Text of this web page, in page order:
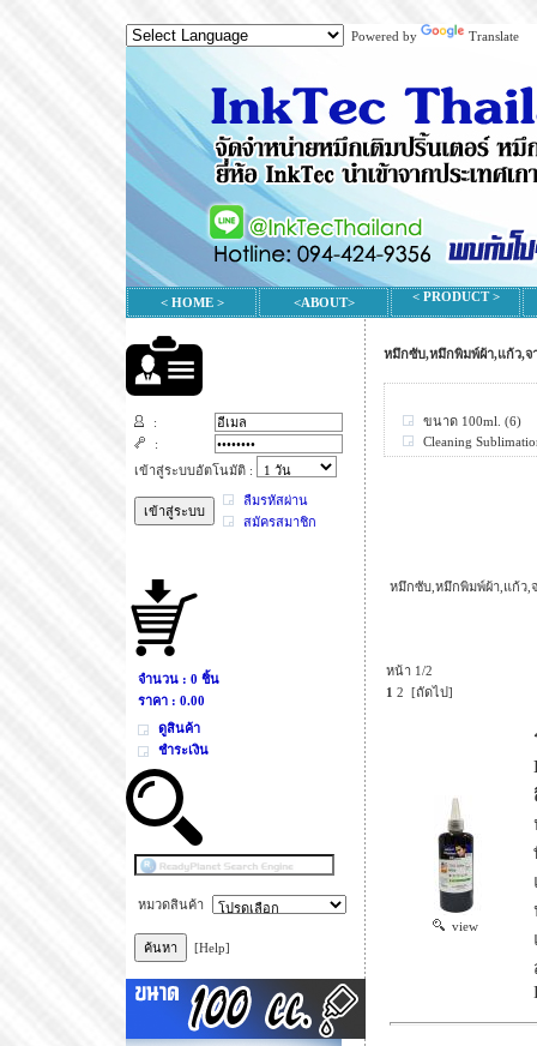
Powered by Translate
< HOME > <ABOUT> < PRODUCT >
:
:
เข้าสู่ระบบอัตโนมัติ :
ลืมรหัสผ่าน
สมัครสมาชิก
จำนวน : 0 ชิ้น
ราคา : 0.00
ดูสินค้า
ชำระเงิน
หมวดสินค้า
[Help]
หมึกซับ,หมึกพิมพ์ผ้า,แก้ว,จ
ขนาด 100ml. (6)
Cleaning
หมึกซับ,หมึกพิมพ์ผ้า,แก้ว,
หน้า 1/2
1 2 [ถัดไป]
view